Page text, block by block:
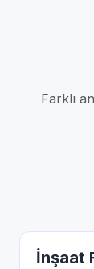
Farklı
İnşaat